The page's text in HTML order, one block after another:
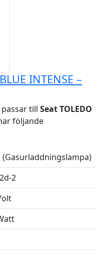
INTENSE –
till Seat TOLEDO
följande
(Gasurladdningslampa)
2